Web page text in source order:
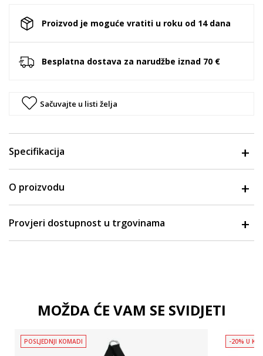
Proizvod je moguće vratiti u roku od 14 dana
Besplatna dostava za narudžbe iznad 70 €
Sačuvajte u listi želja
Specifikacija
O proizvodu
Provjeri dostupnost u trgovinama
MOŽDA ĆE VAM SE SVIDJETI
POSLJEDNJI KOMADI -20% U